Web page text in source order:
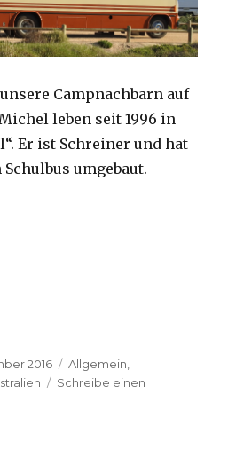
Campnachbarn auf
leben seit 1996 in
Er ist Schreiner und hat
umgebaut.
2016 Kategorien
Allgemein
Schreibe einen